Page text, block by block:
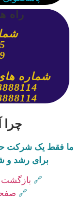
راه
09398888114
چرا
ما فقط یک شرکت
برای رشد و
🔗
🔗